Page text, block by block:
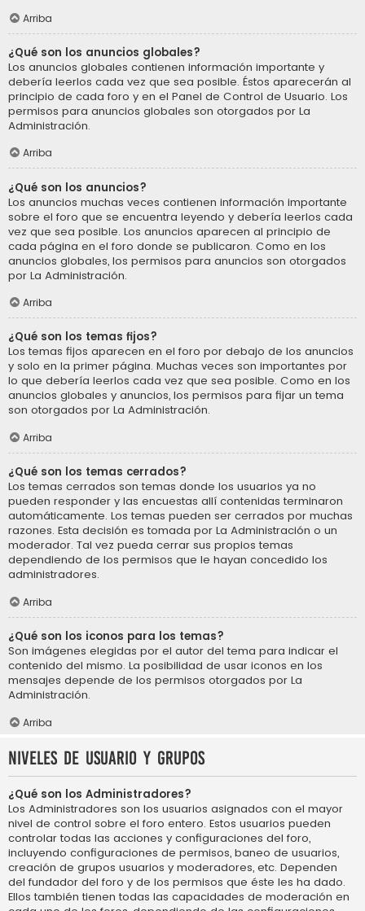
Arriba
¿Qué son los anuncios globales?
Los anuncios globales contienen información importante y
debería leerlos cada vez que sea posible. Éstos aparecerán al
principio de cada foro y en el Panel de Control de Usuario. Los
permisos para anuncios globales son otorgados por La
Administración.
Arriba
¿Qué son los anuncios?
Los anuncios muchas veces contienen información importante
sobre el foro que se encuentra leyendo y debería leerlos cada
vez que sea posible. Los anuncios aparecen al principio de
cada página en el foro donde se publicaron. Como en los
anuncios globales, los permisos para anuncios son otorgados
por La Administración.
Arriba
¿Qué son los temas fijos?
Los temas fijos aparecen en el foro por debajo de los anuncios
y solo en la primer página. Muchas veces son importantes por
lo que debería leerlos cada vez que sea posible. Como en los
anuncios globales y anuncios, los permisos para fijar un tema
son otorgados por La Administración.
Arriba
¿Qué son los temas cerrados?
Los temas cerrados son temas donde los usuarios ya no
pueden responder y las encuestas allí contenidas terminaron
automáticamente. Los temas pueden ser cerrados por muchas
razones. Esta decisión es tomada por La Administración o un
moderador. Tal vez pueda cerrar sus propios temas
dependiendo de los permisos que le hayan concedido los
administradores.
Arriba
¿Qué son los iconos para los temas?
Son imágenes elegidas por el autor del tema para indicar el
contenido del mismo. La posibilidad de usar iconos en los
mensajes depende de los permisos otorgados por La
Administración.
Arriba
Niveles de usuario y grupos
¿Qué son los Administradores?
Los Administradores son los usuarios asignados con el mayor
nivel de control sobre el foro entero. Estos usuarios pueden
controlar todas las acciones y configuraciones del foro,
incluyendo configuraciones de permisos, baneo de usuarios,
creación de grupos usuarios y moderadores, etc. Dependen
del fundador del foro y de los permisos que éste les ha dado.
Ellos también tienen todas las capacidades de moderación en